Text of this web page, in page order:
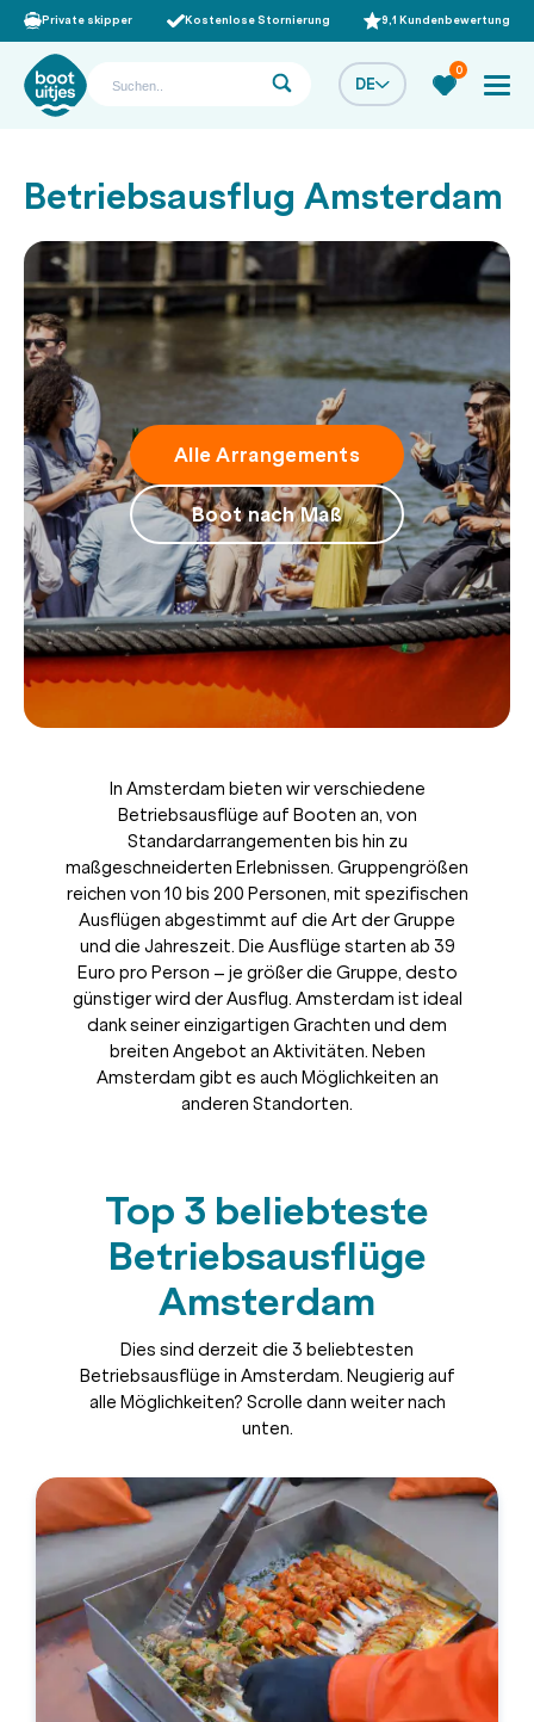
Private skipper Kostenlose Stornierung 9,1 Kundenbewertung
DE
0
Betriebsausflug Amsterdam
Alle Arrangements
Boot nach Maß
In Amsterdam bieten wir verschiedene
Betriebsausflüge auf Booten an, von
Standardarrangementen bis hin zu
maßgeschneiderten Erlebnissen. Gruppengrößen
reichen von 10 bis 200 Personen, mit spezifischen
Ausflügen abgestimmt auf die Art der Gruppe
und die Jahreszeit. Die Ausflüge starten ab 39
Euro pro Person – je größer die Gruppe, desto
günstiger wird der Ausflug. Amsterdam ist ideal
dank seiner einzigartigen Grachten und dem
breiten Angebot an Aktivitäten. Neben
Amsterdam gibt es auch Möglichkeiten an
anderen Standorten.
Top 3 beliebteste
Betriebsausflüge
Amsterdam
Dies sind derzeit die 3 beliebtesten
Betriebsausflüge in Amsterdam. Neugierig auf
alle Möglichkeiten? Scrolle dann weiter nach
unten.